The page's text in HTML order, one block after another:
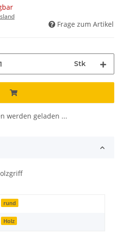
Frage zum Artikel
Stk
werden geladen ...
rund
Holz